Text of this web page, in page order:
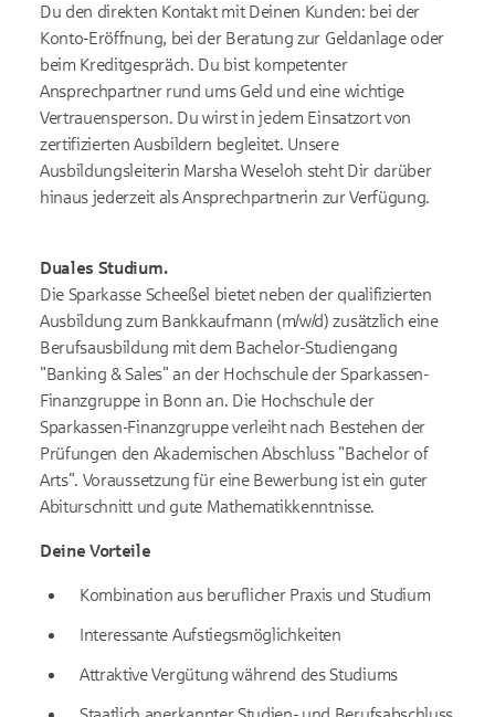
Du den direkten Kontakt mit Deinen Kunden: bei der
Konto-Eröffnung, bei der Beratung zur Geldanlage oder
beim Kreditgespräch. Du bist kompetenter
Ansprechpartner rund ums Geld und eine wichtige
Vertrauensperson. Du wirst in jedem Einsatzort von
zertifizierten Ausbildern begleitet. Unsere
Ausbildungsleiterin Marsha Weseloh steht Dir darüber
hinaus jederzeit als Ansprechpartnerin zur Verfügung.
Duales Studium.
Die Sparkasse Scheeßel bietet neben der qualifizierten
Ausbildung zum Bankkaufmann (m/w/d) zusätzlich eine
Berufsausbildung mit dem Bachelor-Studiengang
"Banking & Sales" an der Hochschule der Sparkassen-
Finanzgruppe in Bonn an. Die Hochschule der
Sparkassen-Finanzgruppe verleiht nach Bestehen der
Prüfungen den Akademischen Abschluss "Bachelor of
Arts". Voraussetzung für eine Bewerbung ist ein guter
Abiturschnitt und gute Mathematikkenntnisse.
Deine Vorteile
Kombination aus beruflicher Praxis und Studium
Interessante Aufstiegsmöglichkeiten
Attraktive Vergütung während des Studiums